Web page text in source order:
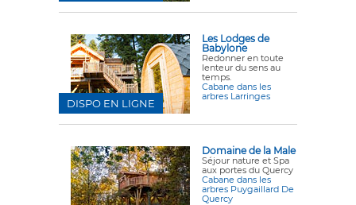
Les Lodges de
Babylone
Redonner en toute
lenteur du sens au
temps.
Cabane dans les
arbres Larringes
DISPO EN LIGNE
Domaine de la Male
Séjour nature et Spa
aux portes du Quercy
Cabane dans les
arbres Puygaillard De
Quercy